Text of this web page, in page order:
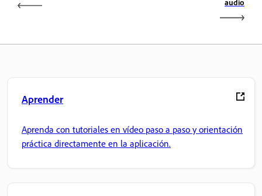
audio
Aprender
Aprenda con tutoriales en vídeo paso a paso y orientación
práctica directamente en la aplicación.